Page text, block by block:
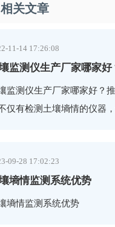
相关文章
11-14 17:26:08
监测仪生产厂家哪家好
监测仪生产厂家哪家好？
仅有检测土壤墒情的仪器
09-28 17:02:23
墒情监测系统优势
墒情监测系统优势